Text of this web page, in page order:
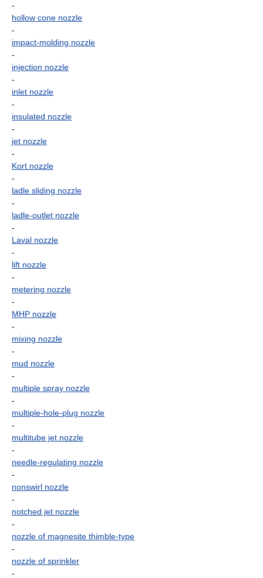
-
hollow cone nozzle
-
impact-molding nozzle
-
injection nozzle
-
inlet nozzle
-
insulated nozzle
-
jet nozzle
-
Kort nozzle
-
ladle sliding nozzle
-
ladle-outlet nozzle
-
Laval nozzle
-
lift nozzle
-
metering nozzle
-
MHP nozzle
-
mixing nozzle
-
mud nozzle
-
multiple spray nozzle
-
multiple-hole-plug nozzle
-
multitube jet nozzle
-
needle-regulating nozzle
-
nonswirl nozzle
-
notched jet nozzle
-
nozzle of magnesite thimble-type
-
nozzle of sprinkler
-